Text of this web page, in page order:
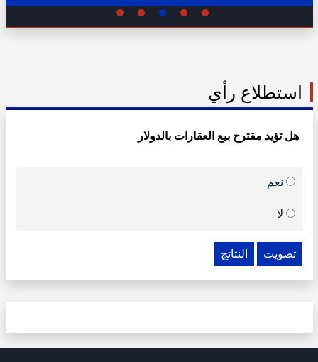
استطلاع رأي
هل تؤيد مقترح بيع العقارات بالدولار
نعم
لا
تصويت النتائج